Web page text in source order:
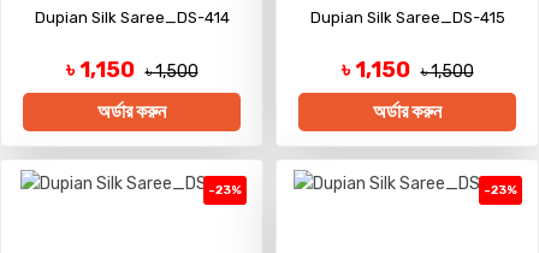
Dupian Silk Saree_DS-414
৳ 1,150 ৳ 1,500
অর্ডার করুন
Dupian Silk Saree_DS-415
৳ 1,150 ৳ 1,500
অর্ডার করুন
-23% -23%